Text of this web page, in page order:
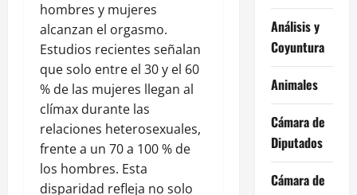
hombres y mujeres
alcanzan el orgasmo.
Estudios recientes señalan
que solo entre el 30 y el 60
% de las mujeres llegan al
clímax durante las
relaciones heterosexuales,
frente a un 70 a 100 % de
los hombres. Esta
disparidad refleja no solo
Análisis y
Coyuntura
Animales
Cámara de
Diputados
Cámara de